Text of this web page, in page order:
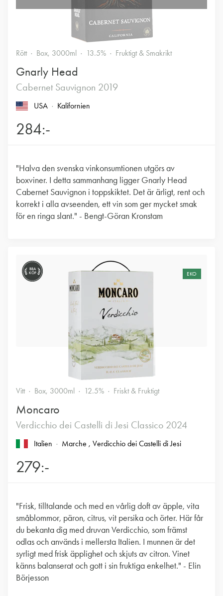
Rött Box, 3000ml 13.5% Fruktigt & Smakrikt
Gnarly Head
Cabernet Sauvignon 2019
USA Kalifornien
284:-
"Halva den svenska vinkonsumtionen utgörs av
boxviner. I detta sammanhang ligger Gnarly Head
Cabernet Sauvignon i toppskiktet. Det är ärligt, rent och
korrekt i alla avseenden, ett vin som ger mycket smak
för en ringa slant." - Bengt-Göran Kronstam
BRA
KÖP
EKO
Vitt Box, 3000ml 12.5% Friskt & Fruktigt
Moncaro
Verdicchio dei Castelli di Jesi Classico 2024
Italien Marche , Verdicchio dei Castelli di Jesi
279:-
"Frisk, tilltalande och med en vårlig doft av äpple, vita
småblommor, päron, citrus, vit persika och örter. Här får
du bekanta dig med druvan Verdicchio, som främst
odlas och används i mellersta Italien. I munnen är det
syrligt med frisk äpplighet och skjuts av citron. Vinet
känns balanserat och gott i sin fruktiga enkelhet." - Elin
Börjesson